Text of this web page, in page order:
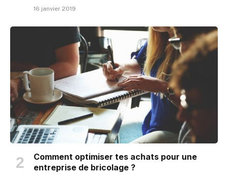
16 janvier 2019
Comment optimiser tes achats pour une
entreprise de bricolage ?